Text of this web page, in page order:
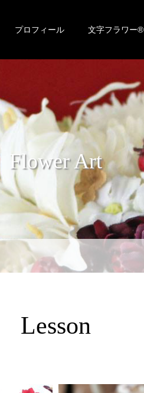
プロフィール 文字フラワー®︎
Flower Art
Lesson